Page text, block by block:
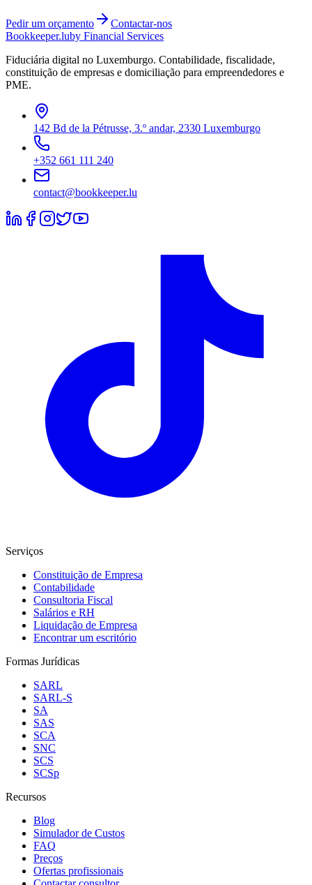
Pedir um orçamento
Contactar-nos
Bookkeeper.luby Financial Services
Fiduciária digital no Luxemburgo. Contabilidade, fiscalidade,
constituição de empresas e domiciliação para empreendedores e
PME.
142 Bd de la Pétrusse, 3.º andar, 2330 Luxemburgo
+352 661 111 240
contact@bookkeeper.lu
Serviços
Constituição de Empresa
Contabilidade
Consultoria Fiscal
Salários e RH
Liquidação de Empresa
Encontrar um escritório
Formas Jurídicas
SARL
SARL-S
SA
SAS
SCA
SNC
SCS
SCSp
Recursos
Blog
Simulador de Custos
FAQ
Preços
Ofertas profissionais